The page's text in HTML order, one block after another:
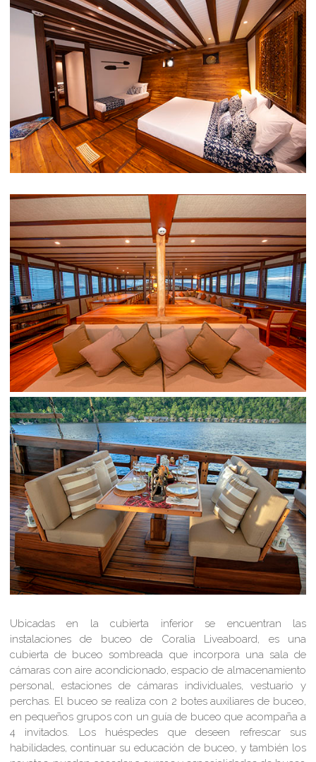
Ubicadas en la cubierta inferior se encuentran las
instalaciones de buceo de Coralia Liveaboard, es una
cubierta de buceo sombreada que incorpora una sala de
cámaras con aire acondicionado, espacio de almacenamiento
personal, estaciones de cámaras individuales, vestuario y
perchas. El buceo se realiza con 2 botes auxiliares de buceo,
en pequeños grupos con un guía de buceo que acompaña a
4 invitados. Los huéspedes que deseen refrescar sus
habilidades, continuar su educación de buceo, y también los